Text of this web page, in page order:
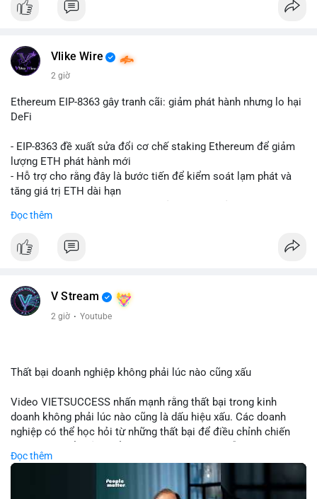
Vlike Wire
2 giờ
Ethereum EIP-8363 gây tranh cãi: giảm phát hành nhưng lo hại
DeFi
- EIP-8363 đề xuất sửa đổi cơ chế staking Ethereum để giảm
lượng ETH phát hành mới
- Hỗ trợ cho rằng đây là bước tiến để kiểm soát lạm phát và
tăng giá trị ETH dài hạn
động lực staking, ảnh hưởng đến bảo mật mạng lưới
tập trung và làm chậm sự tham gia của nhà đầu tư istituционаl
#binancesquare #cryptonews
Đọc thêm
V Stream
2 giờ · Youtube
Thất bại doanh nghiệp không phải lúc nào cũng xấu
Video VIETSUCCESS nhấn mạnh rằng thất bại trong kinh
doanh không phải lúc nào cũng là dấu hiệu xấu. Các doanh
nghiệp có thể học hỏi từ những thất bại để điều chỉnh chiến
trình. Trong lĩnh vực tài chính và crypto, hiểu rõ nguyên nhân
thất bại giúp quản lý rủi ro hiệu quả và tránh lặp lại sai lầm.
Điều này đặc biệt quan trọng khi áp dụng vào các mô hình kinh
Đọc thêm